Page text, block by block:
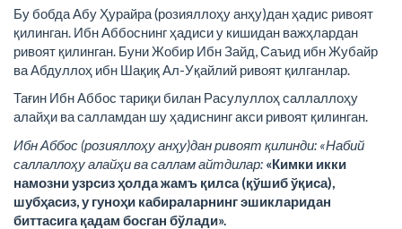
Бу бобда Абу Ҳурайра (розияллоҳу анҳу)дан ҳадис ривоят
қилинган. Ибн Аббоснинг ҳадиси у кишидан важҳлардан
ривоят қилинган. Буни Жобир Ибн Зайд, Саъид ибн Жубайр
ва Абдуллоҳ ибн Шақиқ Ал-Уқайлий ривоят қилганлар.
Тағин Ибн Аббос тариқи билан Расулуллоҳ саллаллоҳу
алайҳи ва салламдан шу ҳадиснинг акси ривоят қилинган.
Ибн Аббос (розияллоҳу анҳу)дан ривоят қилинди: «Набий
саллаллоҳу алайҳи ва саллам айтдилар: «Кимки икки
намозни узрсиз ҳолда жамъ қилса (қўшиб ўқиса),
шубҳасиз, у гуноҳи кабираларнинг эшикларидан
биттасига қадам босган бўлади».